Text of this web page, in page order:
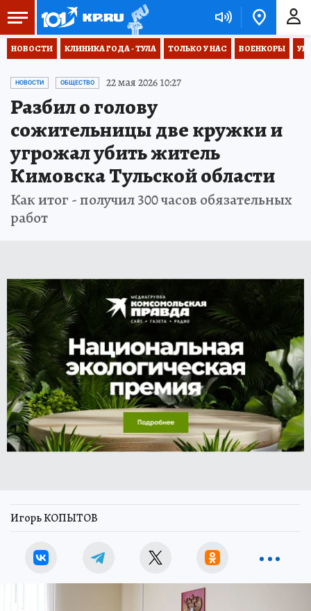
НОВОСТИ КЛИНИКА ГОДА - ТУЛА ТОЛЬКО У НАС ВОЕНКОРЫ
НОВОСТИ ОБЩЕСТВО 22 мая 2026 10:27
Разбил о голову
сожительницы две кружки и
угрожал убить житель
Кимовска Тульской области
Как итог - получил 300 часов обязательных
работ
Игорь КОПЫТОВ